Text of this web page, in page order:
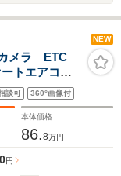
NEW
メラ ETC
トエアコ
線離脱防止
談可 360°画像付
本体価格
86.8万円
円